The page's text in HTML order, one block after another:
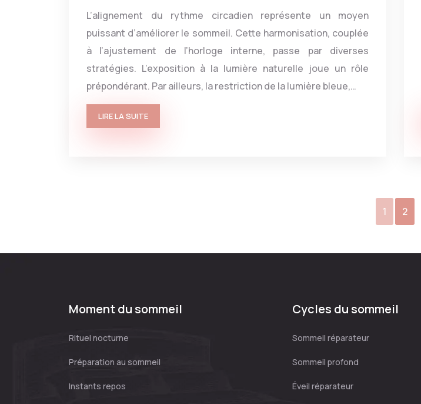
L’alignement du rythme circadien représente un moyen
puissant d’améliorer le sommeil. Cette harmonisation, couplée
à l’ajustement de l’horloge interne, passe par diverses
stratégies. L’exposition à la lumière naturelle joue un rôle
prépondérant. Par ailleurs, la restriction de la lumière bleue,…
LIRE LA SUITE
1 2
Moment du sommeil
Rituel nocturne
Préparation au sommeil
Instants repos
Cycles du sommeil
Sommeil réparateur
Sommeil profond
Éveil réparateur